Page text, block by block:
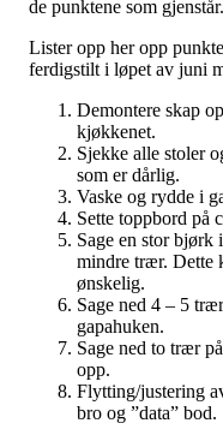
de punktene som gjenstår.
Lister opp her opp
ferdigstilt i løpet av juni
Demontere skap
kjøkkenet.
Sjekke alle stoler
som er dårlig.
Vaske og rydde i
Sette toppbord på
Sage en stor bjørk
mindre trær. Dette
ønskelig.
Sage ned 4 – 5
gapahuken.
Sage ned to trær
opp.
Flytting/justering
bro og ”data” bod.